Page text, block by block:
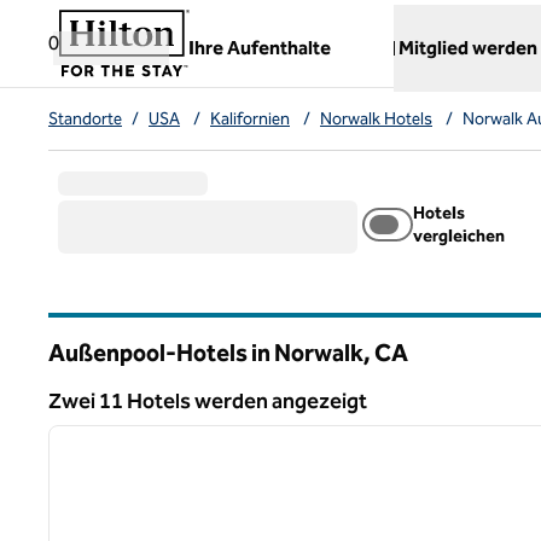
Weiter zum Inhalt
0
Ihre Aufenthalte
,öffnet neue Registerkarte
Mitglied werden
Standorte / USA / Kalifornien / Norwalk Hotels / Norwalk
Hotels
vergleichen
Außenpool-Hotels in Norwalk,CA
Zwei 11 Hotels werden angezeigt
Zwei 11 Hotels werden angezeigt
1 von 12